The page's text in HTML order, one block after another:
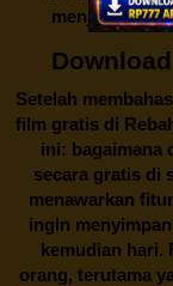
menjadi
Setelah
film gratis di
ini: bagaimana
secara gratis di
menawarkan
ingin
kemudian hari.
orang, terutama